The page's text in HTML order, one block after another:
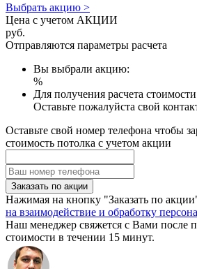
Выбрать акцию >
Цена с учетом АКЦИИ
руб.
Отправляются параметры расчета
Вы выбрали акцию:
%
Для получения расчета
Оставьте пожалуйста свой
Оставьте свой номер телефона чтобы
стоимость потолка с учетом акции
Заказать по акции
Нажимая на кнопку "Заказать по
на взаимодействие и обработку
Наш менеджер свяжется с Вами после
стоимости в течении 15 минут.